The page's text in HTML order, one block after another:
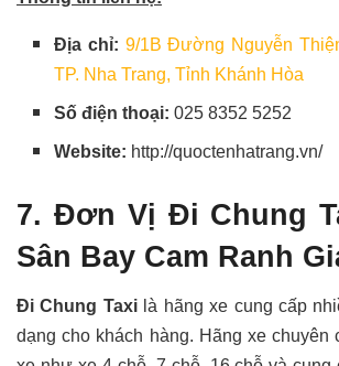
Địa chỉ: 9/1B Đường Nguyễn
TP. Nha Trang, Tỉnh Khánh Hòa
Số điện thoại:025 8352 5252
Website: http://quoctenhatrang.vn/
7. Đơn Vị Đi Chung
Sân Bay Cam Ranh
Đi Chung Taxilà hãng xe cung cấp
dạng cho khách hàng. Hãng xe chuyên